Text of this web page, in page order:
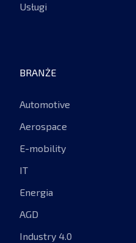
Usługi
BRANŻE
Automotive
Aerospace
E-mobility
IT
Energia
AGD
Industry 4.0